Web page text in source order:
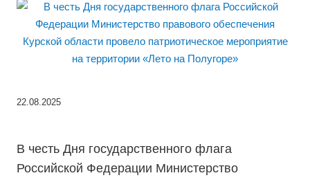
22.08.2025
В честь Дня государственного флага
Российской Федерации Министерство